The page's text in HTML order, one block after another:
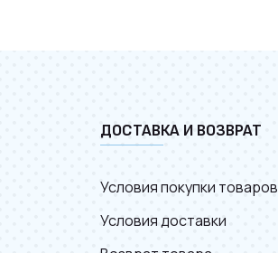
ДОСТАВКА И ВОЗВРАТ
Условия покупки товаров
Условия доставки